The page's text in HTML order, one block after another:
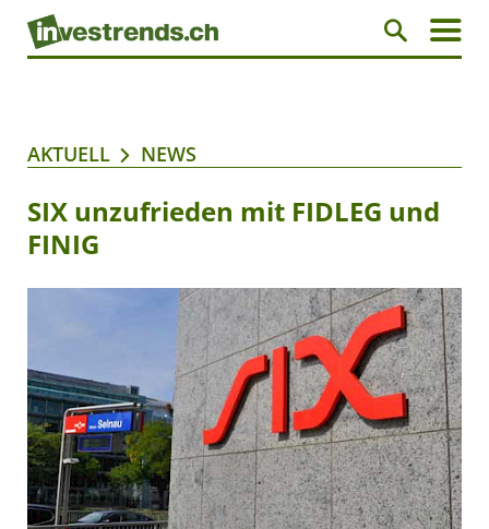
AKTUELL NEWS
SIX unzufrieden mit FIDLEG und
FINIG